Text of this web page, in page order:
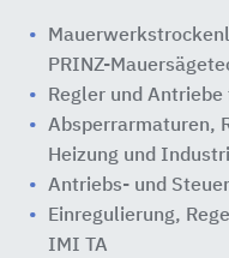
PRINZ-
Regler und
Absperrarmaturen,
Heizung und
Antriebs- und
Einregulierung,
IMI TA